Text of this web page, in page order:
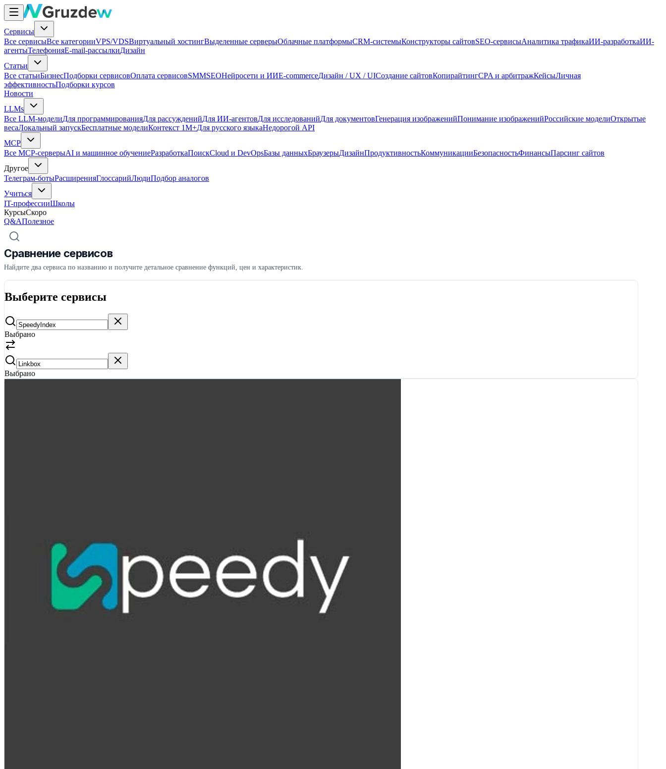
Сервисы
Все сервисыВсе категорииVPS/VDSВиртуальный хостингВыделенные серверыОблачные платформыCRM-системыКонструкторы сайтовSEO-сервисыАналитика трафикаИИ-разработкаИИ-
агентыТелефонияE-mail-рассылкиДизайн
Статьи
Все статьиБизнесПодборки сервисовОплата сервисовSMMSEOНейросети и ИИE-commerceДизайн / UX / UIСоздание сайтовКопирайтингCPA и арбитражКейсыЛичная
эффективностьПодборки курсов
Новости
LLMs
Все LLM-моделиДля программированияДля рассужденийДля ИИ-агентовДля исследованийДля документовГенерация изображенийПонимание изображенийРоссийские моделиОткрытые
весаЛокальный запускБесплатные моделиКонтекст 1M+Для русского языкаНедорогой API
MCP
Все MCP-серверыAI и машинное обучениеРазработкаПоискCloud и DevOpsБазы данныхБраузерыДизайнПродуктивностьКоммуникацииБезопасностьФинансыПарсинг сайтов
Другое
Телеграм-ботыРасширенияГлоссарийЛюдиПодбор аналогов
Учиться
IT-профессииШколы
КурсыСкоро
Q&AПолезное
Сравнение сервисов
Найдите два сервиса по названию и получите детальное сравнение функций, цен и характеристик.
Выберите сервисы
Выбрано
Выбрано